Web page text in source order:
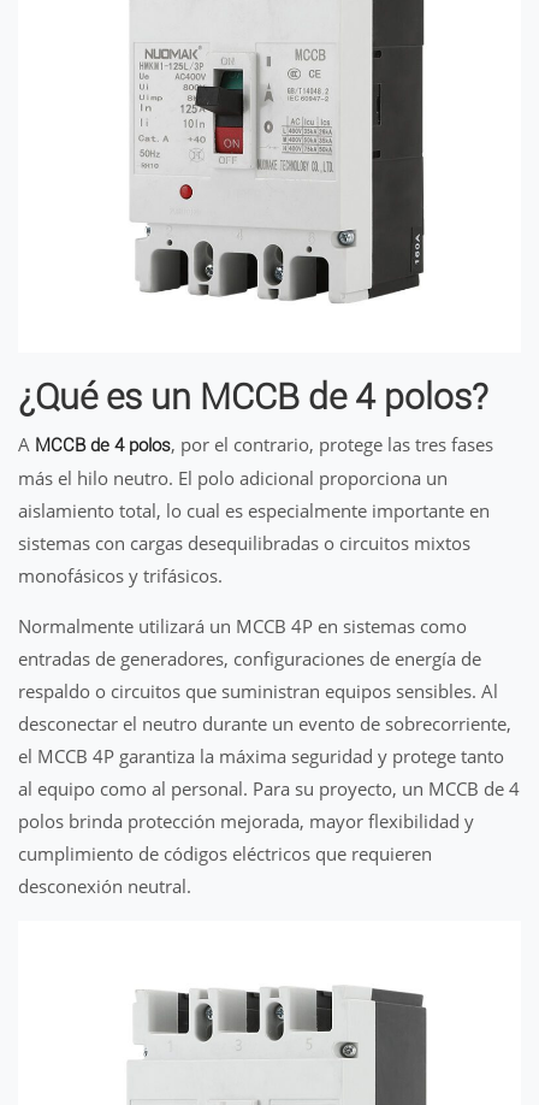
¿Qué es un MCCB de 4 polos?
A MCCB de 4 polos, por el contrario, protege las tres fases
más el hilo neutro. El polo adicional proporciona un
aislamiento total, lo cual es especialmente importante en
sistemas con cargas desequilibradas o circuitos mixtos
monofásicos y trifásicos.
Normalmente utilizará un MCCB 4P en sistemas como
entradas de generadores, configuraciones de energía de
respaldo o circuitos que suministran equipos sensibles. Al
desconectar el neutro durante un evento de sobrecorriente,
el MCCB 4P garantiza la máxima seguridad y protege tanto
al equipo como al personal. Para su proyecto, un MCCB de 4
polos brinda protección mejorada, mayor flexibilidad y
cumplimiento de códigos eléctricos que requieren
desconexión neutral.